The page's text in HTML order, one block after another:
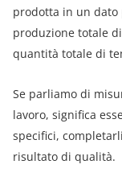
prodotta in un dato
produzione totale
quantità totale di
Se parliamo di
lavoro, significa
specifici,
risultato di qualità.